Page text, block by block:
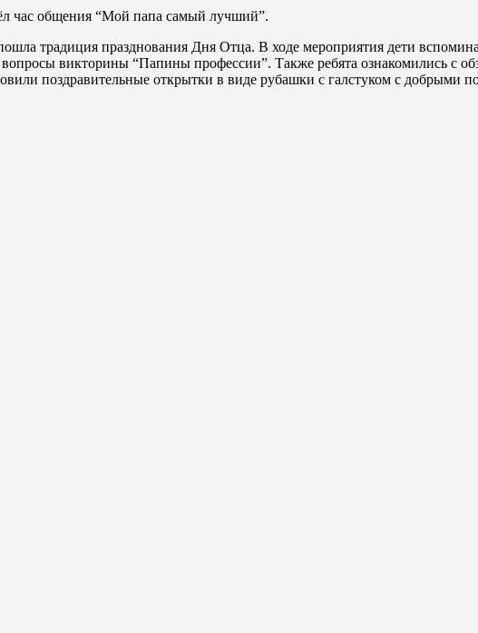
час общения “Мой папа самый лучший”.
традиция празднования Дня Отца. В ходе мероприятия дети
викторины “Папины профессии”. Также ребята ознакомились с
поздравительные открытки в виде рубашки с галстуком с добрыми